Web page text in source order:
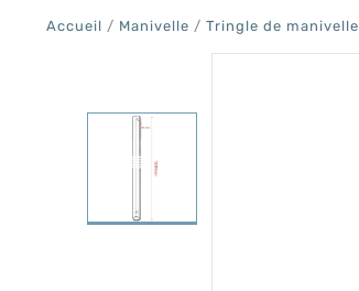
Accueil Manivelle Tringle de manivelle